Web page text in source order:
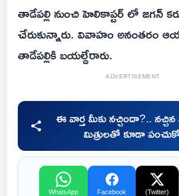
తాడేపల్లి నుంచి హెలికాప్టర్ లో జగన్
చేరుకున్నారు. వివాహం అనంతరం
తాడేపల్లికి బయల్దేరారు.
ADVERTISEMENT
ఈ వార్త మీకు నచ్చిందా?..
మిత్రులతో కూడా
WhatsApp Facebook (Twitter)